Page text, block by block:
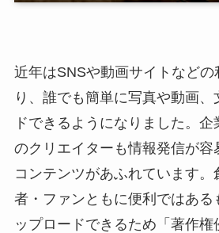
近年はSNSや動画サイトなどの
り、誰でも簡単に写真や動画
ドできるようになりました。企
のクリエイターも情報発信が容
コンテンツがあふれています。
者・ファンともに便利ではある
ップロードできるため 「著作権